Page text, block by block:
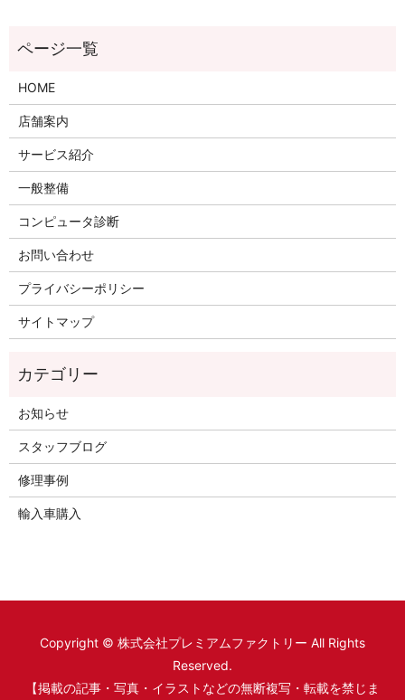
HOME
店舗案内
サービス紹介
一般整備
コンピュータ診断
お問い合わせ
プライバシーポリシー
サイトマップ
お知らせ
スタッフブログ
修理事例
輸入車購入
Copyright © 株式会社プレミアムファクトリー All Rights
Reserved.
【掲載の記事・写真・イラストなどの無断複写・転載を禁じま